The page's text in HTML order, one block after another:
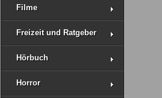
Filme
Freizeit und Ratgeber
Hörbuch
Horror